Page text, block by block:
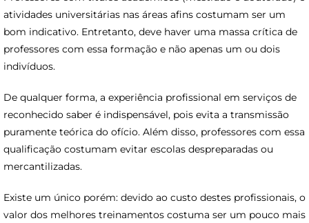
atividades universitárias nas áreas afins costumam ser um
bom indicativo. Entretanto, deve haver uma massa crítica de
professores com essa formação e não apenas um ou dois
indivíduos.
De qualquer forma, a experiência profissional em serviços de
reconhecido saber é indispensável, pois evita a transmissão
puramente teórica do ofício. Além disso, professores com essa
qualificação costumam evitar escolas despreparadas ou
mercantilizadas.
Existe um único porém: devido ao custo destes profissionais, o
valor dos melhores treinamentos costuma ser um pouco mais